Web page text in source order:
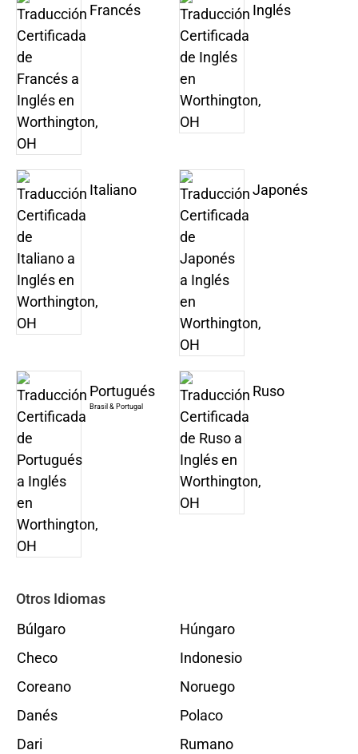
Francés Inglés
Italiano Japonés
Portugués
Brasil & Portugal
Ruso
Otros Idiomas
Búlgaro
Checo
Coreano
Danés
Dari
Húngaro
Indonesio
Noruego
Polaco
Rumano